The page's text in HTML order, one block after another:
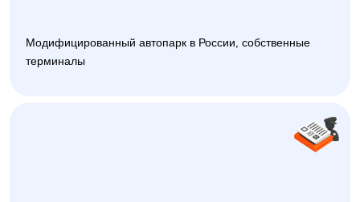
Модифицированный автопарк в России, собственные
терминалы